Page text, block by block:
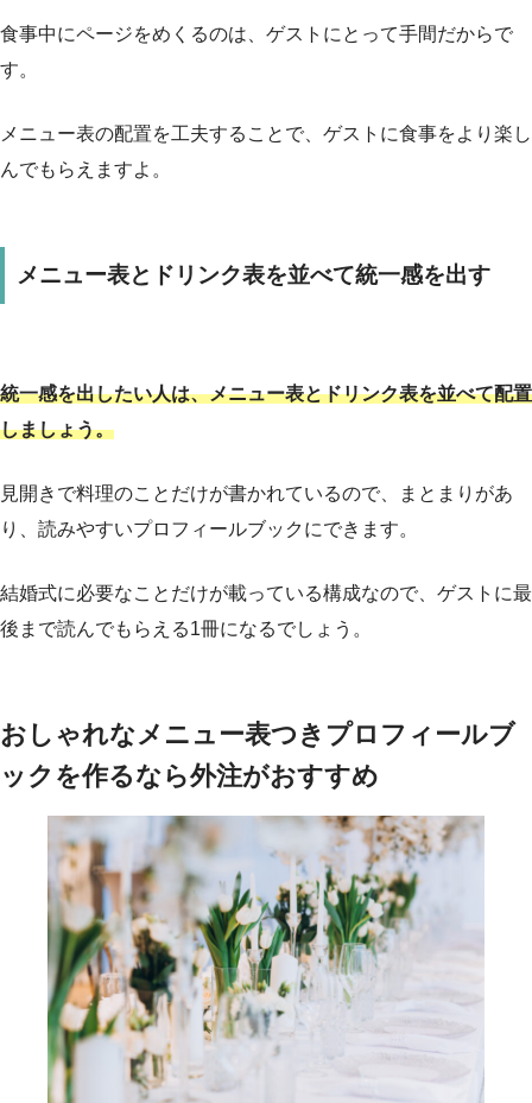
食事中にページをめくるのは、ゲストにとって手間だからで
す。
メニュー表の配置を工夫することで、ゲストに食事をより楽し
んでもらえますよ。
メニュー表とドリンク表を並べて統一感を出す
統一感を出したい人は、メニュー表とドリンク表を並べて配置
しましょう。
見開きで料理のことだけが書かれているので、まとまりがあ
り、読みやすいプロフィールブックにできます。
結婚式に必要なことだけが載っている構成なので、ゲストに最
後まで読んでもらえる1冊になるでしょう。
おしゃれなメニュー表つきプロフィールブ
ックを作るなら外注がおすすめ